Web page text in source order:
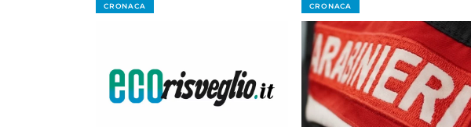
CRONACA CRONACA